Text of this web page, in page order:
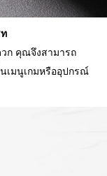
ก คุณจึงสามารถ
เมนูเกมหรืออุปกรณ์